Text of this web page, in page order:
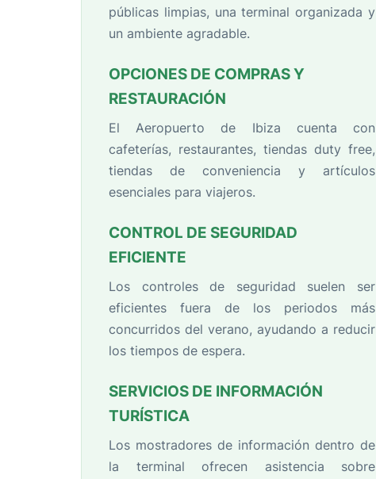
públicas limpias, una terminal organizada y
un ambiente agradable.
OPCIONES DE COMPRAS Y
RESTAURACIÓN
El Aeropuerto de Ibiza cuenta con
cafeterías, restaurantes, tiendas duty free,
tiendas de conveniencia y artículos
esenciales para viajeros.
CONTROL DE SEGURIDAD
EFICIENTE
Los controles de seguridad suelen ser
eficientes fuera de los periodos más
concurridos del verano, ayudando a reducir
los tiempos de espera.
SERVICIOS DE INFORMACIÓN
TURÍSTICA
Los mostradores de información dentro de
la terminal ofrecen asistencia sobre